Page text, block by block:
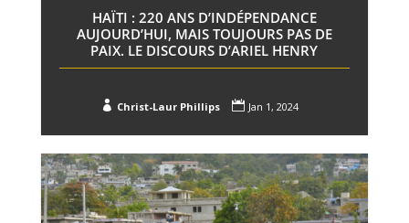
HAÏTI : 220 ANS D’INDÉPENDANCE
AUJOURD’HUI, MAIS TOUJOURS PAS DE
PAIX. LE DISCOURS D’ARIEL HENRY
 Christ-Laur Phillips  Jan 1, 2024